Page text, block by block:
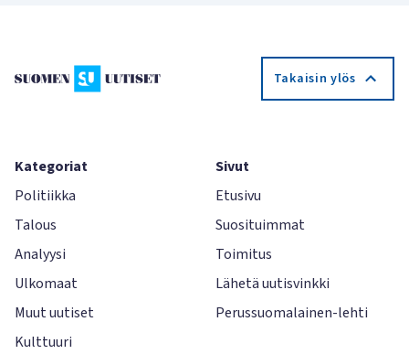
Takaisin ylös
Kategoriat
Politiikka
Talous
Analyysi
Ulkomaat
Muut uutiset
Kulttuuri
Sivut
Etusivu
Suosituimmat
Toimitus
Lähetä uutisvinkki
Perussuomalainen-lehti